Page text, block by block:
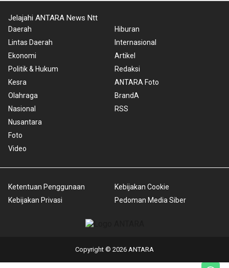
Jelajahi ANTARA News Ntt
Daerah
Lintas Daerah
Ekonomi
Politik & Hukum
Kesra
Olahraga
Nasional
Nusantara
Foto
Video
Hiburan
Internasional
Artikel
Redaksi
ANTARA Foto
BrandA
RSS
Ketentuan Penggunaan
Kebijakan Privasi
Kebijakan Cookie
Pedoman Media Siber
Copyright © 2026 ANTARA